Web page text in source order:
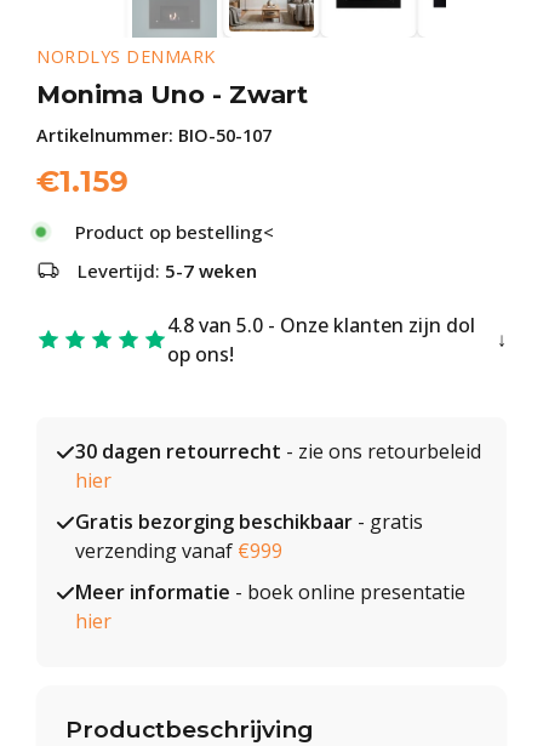
NORDLYS DENMARK
Monima Uno - Zwart
Artikelnummer: BIO-50-107
€1.159
Product op bestelling<
Levertijd: 5-7 weken
4.8 van 5.0 - Onze klanten zijn dol
op ons!
30 dagen retourrecht - zie ons retourbeleid
hier
Gratis bezorging beschikbaar - gratis
verzending vanaf €999
Meer informatie - boek online presentatie
hier
Productbeschrijving